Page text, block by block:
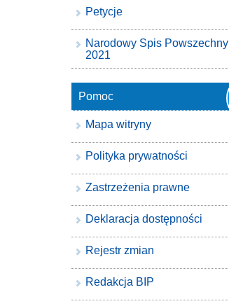
Petycje
Narodowy Spis Powszechny
2021
Pomoc
Mapa witryny
Polityka prywatności
Zastrzeżenia prawne
Deklaracja dostępności
Rejestr zmian
Redakcja BIP